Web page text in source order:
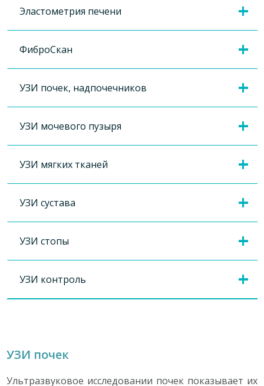
Эластометрия печени
ФиброСкан
УЗИ почек, надпочечников
УЗИ мочевого пузыря
УЗИ мягких тканей
УЗИ сустава
УЗИ стопы
УЗИ контроль
УЗИ почек
Ультразвуковое исследовании почек показывает их